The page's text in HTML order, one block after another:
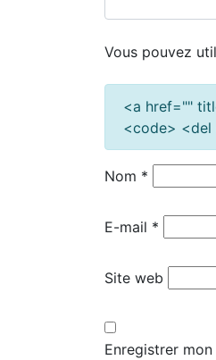
Vous pouvez
<a href=""
<code>
Nom *
E-mail *
Site web
Enregistrer